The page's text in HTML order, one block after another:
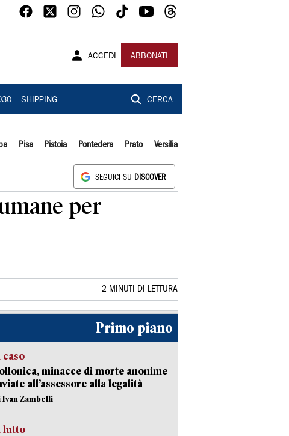
ACCEDI ABBONATI
SHIPPING CERCA
Pisa Pistoia Pontedera Prato Versilia
SEGUICI SU DISCOVER
per
2 MINUTI DI LETTURA
Primo piano
minacce di morte anonime
all’assessore alla legalità
Ivan Zambelli
lutto